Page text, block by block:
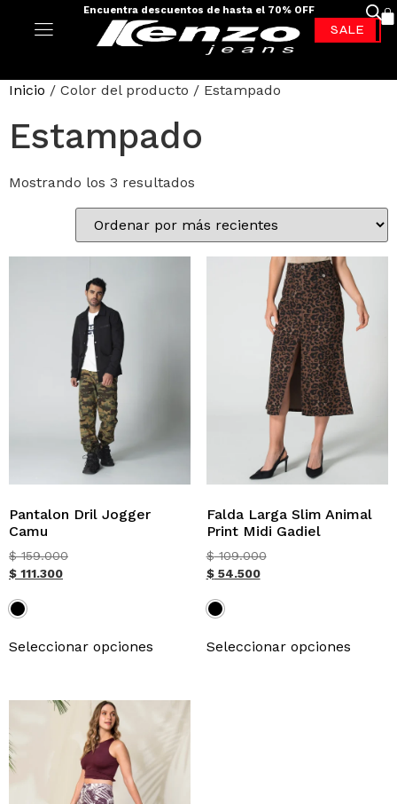
Encuentra descuentos de hasta el 70% OFF
-70%*
Inicio / Color del producto / Estampado
Estampado
Mostrando los 3 resultados
Pantalon Dril Jogger
Camu
$159.000
$ 111.300
Seleccionar opciones
Falda Larga Slim Animal
Print Midi Gadiel
$109.000
$54.500
Seleccionar opciones